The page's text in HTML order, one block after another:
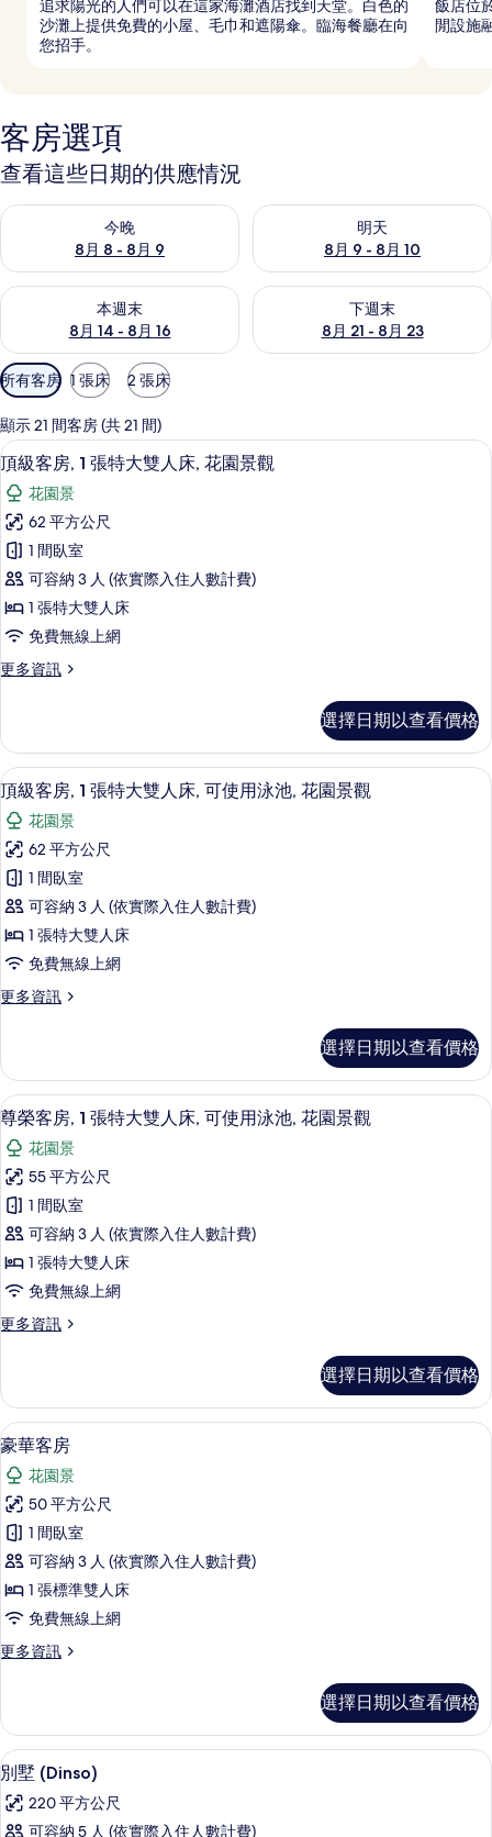
追求陽光的人們可以在這家海灘酒店找到天堂。白色的
沙灘上提供免費的小屋、毛巾和遮陽傘。臨海餐廳在向
您招手。
飯店位
閒設施
客房選項
查看這些日期的供應情況
今晚
8月 8 - 8月 9
查看今晚 (8月 8 - 8月 9) 的供應情況
明天
8月 9 - 8月 10
查看明天 (8月 9 - 8月 10) 的供
本週末
8月 14 - 8月 16
查看本週末 (8月 14 - 8月 16) 的供應情況
下週末
8月 21 - 8月 23
查看下週末 (8月 21 - 8月 23)
可
用
的
客
房
篩
選
條
件
所有客房 1 張床 2 張床
顯示 21 間客房 (共 21 間)
顯
示
頂
級
客
房,
1
張
特
雙
人
床,
花
園
景
觀
的
所
有
迷你吧、書桌、筆電工作空間、遮光
5
頂級客房, 1 張特大雙人床, 花園景觀
花園景
62 平方公尺
1 間臥室
可容納 3 人 (依實際入住人數計費)
1 張特大雙人床
免費無線上網
更多資訊
更
客
房,
1
張
特
大
雙
人
床,
花
園
景
的
選擇日期以查看價格
顯
示
頂
級
客
房,
1
張
特
雙
人
床,
可
使
用
泳
池,
花
園
的
所
有
相
片
17
頂級客房, 1 張特大雙人床, 可使用泳池, 花園景觀
花園景
62 平方公尺
1 間臥室
可容納 3 人 (依實際入住人數計費)
1 張特大雙人床
免費無線上網
更多資訊
更
客
房,
1
張
特
大
雙
人
床,
可
使
用
池,
景
觀
的
詳
情
選擇日期以查看價格
顯
示
尊
榮
客
房,
1
張
特
雙
人
床,
可
使
用
泳
池,
花
園
的
所
有
相
尊榮客房, 1 張特大雙人床, 可使用泳
22
尊榮客房, 1 張特大雙人床, 可使用泳池, 花園景觀
花園景
55 平方公尺
1 間臥室
可容納 3 人 (依實際入住人數計費)
1 張特大雙人床
免費無線上網
更多資訊
更
客
房,
1
特
大
雙
人
床,
可
使
用
池,
景
觀
的
詳
情
選擇日期以查看價格
顯
示
豪
華
客
房
的
所
有
片
迷你吧、書桌、筆電工作空間、遮光
8
豪華客房
花園景
50 平方公尺
1 間臥室
可容納 3 人 (依實際入住人數計費)
1 張標準雙人床
免費無線上網
更多資訊
更
客
房
的
詳
情
選擇日期以查看價格
顯
示
別
獨立浴缸和淋浴設備、淋浴花灑、吹
7
別墅 (Dinso)
220 平方公尺
可容納 5 人 (依實際入住人數計費)